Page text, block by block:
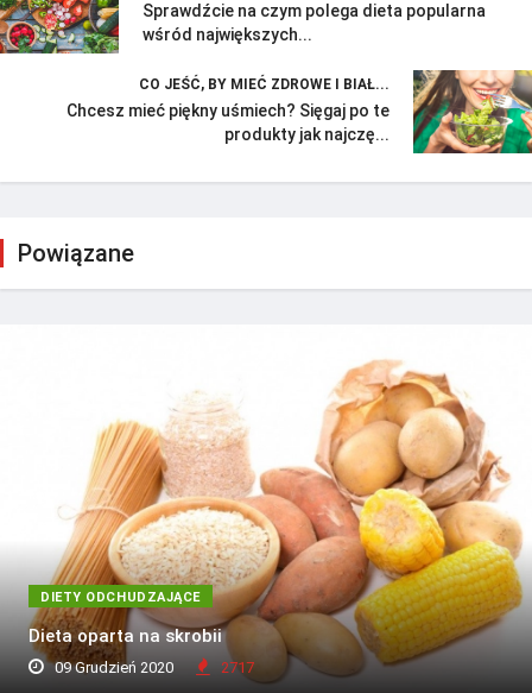
Sprawdźcie na czym polega dieta popularna
wśród największych...
CO JEŚĆ, BY MIEĆ ZDROWE I BIAŁ...
Chcesz mieć piękny uśmiech? Sięgaj po te
produkty jak najczę...
Powiązane
DIETY ODCHUDZAJĄCE
Dieta oparta na skrobii
09 Grudzień 2020 2717